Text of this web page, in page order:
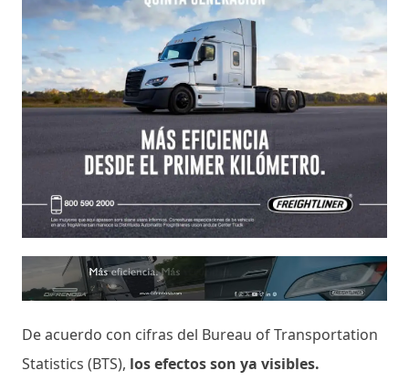
De acuerdo con cifras del Bureau of Transportation
Statistics (BTS), los efectos son ya visibles.